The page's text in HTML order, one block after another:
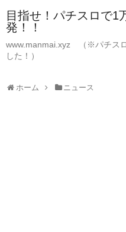
目指せ！パチスロで1
発！！
www.manmai.xyz （※パチス
した！）
ホーム ニュース